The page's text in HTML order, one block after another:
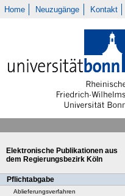
Home Neuzugänge Kontakt
Elektronische Publikationen aus
dem Regierungsbezirk Köln
Pflichtabgabe
Ablieferungsverfahren